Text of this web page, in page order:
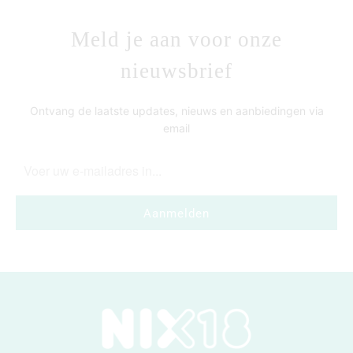
Meld je aan voor onze
nieuwsbrief
Ontvang de laatste updates, nieuws en aanbiedingen via
email